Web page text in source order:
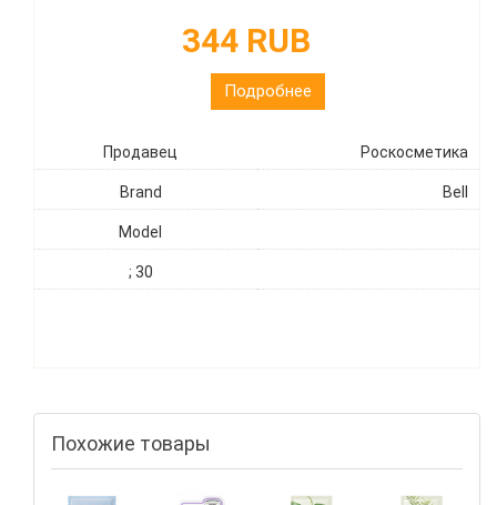
344 RUB
Подробнее
Продавец Роскосметика
Brand Bell
Model
; 30
Похожие товары